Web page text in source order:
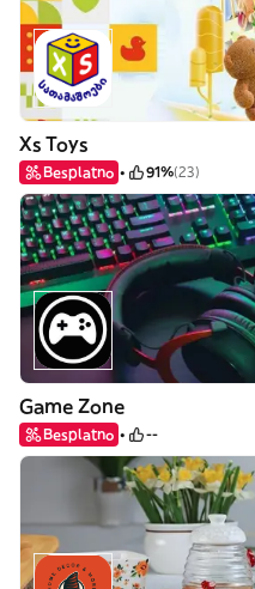
Xs Toys
Besplatno 91%(23)
Game Zone
Besplatno --